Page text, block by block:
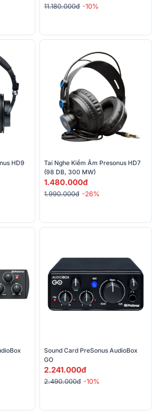
11.180.000đ -10%
HD9
Tai Nghe Kiểm Âm Presonus HD7
(98 DB, 300 MW)
1.480.000đ
1.990.000đ -26%
Sound Card PreSonus AudioBox
2.241.000đ
2.490.000đ -10%